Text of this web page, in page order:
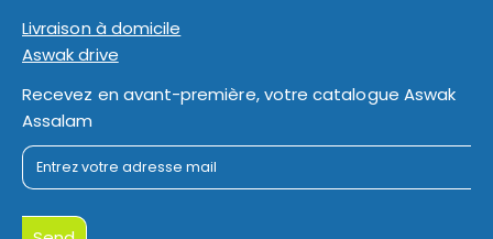
Livraison à domicile
Aswak drive
Recevez en avant-première, votre catalogue Aswak
Assalam